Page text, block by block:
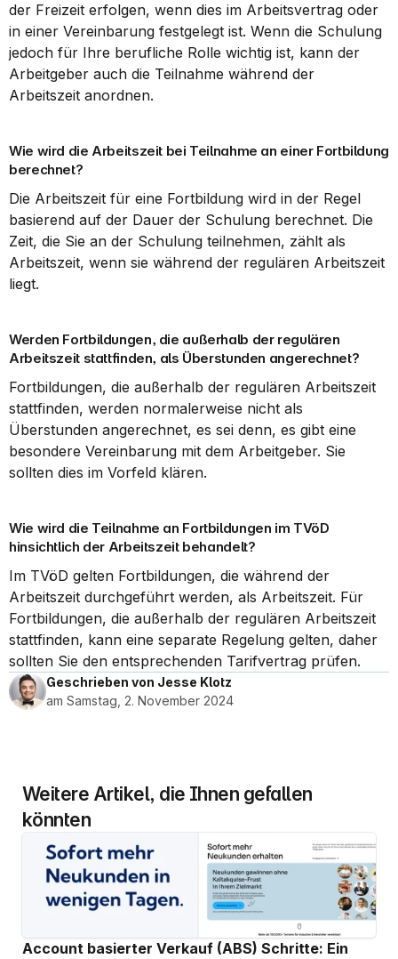
der Freizeit erfolgen, wenn dies im Arbeitsvertrag oder
in einer Vereinbarung festgelegt ist. Wenn die Schulung
jedoch für Ihre berufliche Rolle wichtig ist, kann der
Arbeitgeber auch die Teilnahme während der
Arbeitszeit anordnen.
Wie wird die Arbeitszeit bei Teilnahme an einer Fortbildung
berechnet?
Die Arbeitszeit für eine Fortbildung wird in der Regel
basierend auf der Dauer der Schulung berechnet. Die
Zeit, die Sie an der Schulung teilnehmen, zählt als
Arbeitszeit, wenn sie während der regulären Arbeitszeit
liegt.
Werden Fortbildungen, die außerhalb der regulären
Arbeitszeit stattfinden, als Überstunden angerechnet?
Fortbildungen, die außerhalb der regulären Arbeitszeit
stattfinden, werden normalerweise nicht als
Überstunden angerechnet, es sei denn, es gibt eine
besondere Vereinbarung mit dem Arbeitgeber. Sie
sollten dies im Vorfeld klären.
Wie wird die Teilnahme an Fortbildungen im TVöD
hinsichtlich der Arbeitszeit behandelt?
Im TVöD gelten Fortbildungen, die während der
Arbeitszeit durchgeführt werden, als Arbeitszeit. Für
Fortbildungen, die außerhalb der regulären Arbeitszeit
stattfinden, kann eine separate Regelung gelten, daher
sollten Sie den entsprechenden Tarifvertrag prüfen.
Geschrieben von Jesse Klotz
am Samstag, 2. November 2024
Weitere Artikel, die Ihnen gefallen
könnten
Account basierter Verkauf (ABS) Schritte: Ein